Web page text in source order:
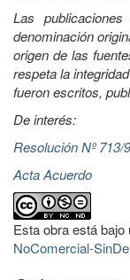
Las
denominación
origen de las
respeta la
fueron escritos,
De interés:
Resolución Nº 713/
Acta Acuerdo
Esta obra está bajo
NoComercial-